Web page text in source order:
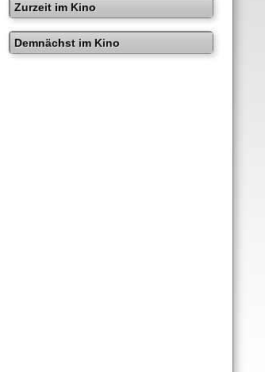
Zurzeit im Kino
Demnächst im Kino